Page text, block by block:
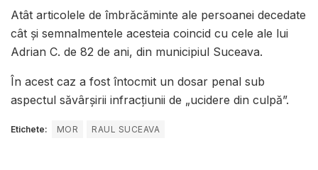
Atât articolele de îmbrăcăminte ale persoanei decedate
cât și semnalmentele acesteia coincid cu cele ale lui
Adrian C. de 82 de ani, din municipiul Suceava.
În acest caz a fost întocmit un dosar penal sub
aspectul săvârșirii infracțiunii de „ucidere din culpă”.
Etichete: MOR RAUL SUCEAVA